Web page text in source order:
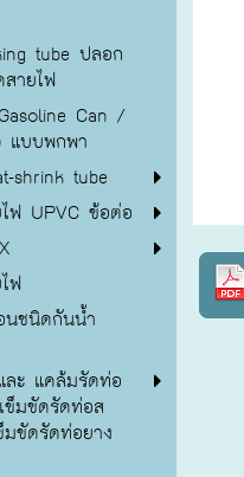
tube ปลอก
ายไฟ
Can /
แบบพกพา
shrink tube
ฟ UPVC ข้อต่อ
ฟ
ชนิดกันน้ำ
ะ แคล้มรัดท่อ
ข็มขัดรัดท่อส
มขัดรัดท่อยาง